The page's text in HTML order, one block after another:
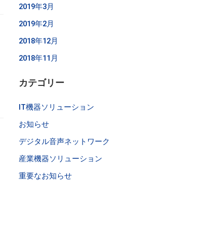
2019年3月
2019年2月
2018年12月
2018年11月
カテゴリー
IT機器ソリューション
お知らせ
デジタル音声ネットワーク
産業機器ソリューション
重要なお知らせ